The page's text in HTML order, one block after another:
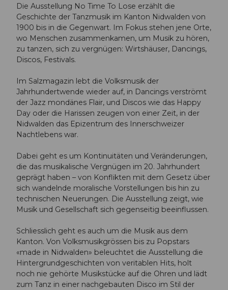
Die Ausstellung No Time To Lose erzählt die
Geschichte der Tanzmusik im Kanton Nidwalden von
1900 bis in die Gegenwart. Im Fokus stehen jene Orte,
wo Menschen zusammenkamen, um Musik zu hören,
zu tanzen, sich zu vergnügen: Wirtshäuser, Dancings,
Discos, Festivals.
Im Salzmagazin lebt die Volksmusik der
Jahrhundertwende wieder auf, in Dancings verströmt
der Jazz mondänes Flair, und Discos wie das Happy
Day oder die Harissen zeugen von einer Zeit, in der
Nidwalden das Epizentrum des Innerschweizer
Nachtlebens war.
Dabei geht es um Kontinuitäten und Veränderungen,
die das musikalische Vergnügen im 20. Jahrhundert
geprägt haben – von Konflikten mit dem Gesetz über
sich wandelnde moralische Vorstellungen bis hin zu
technischen Neuerungen. Die Ausstellung zeigt, wie
Musik und Gesellschaft sich gegenseitig beeinflussen.
Schliesslich geht es auch um die Musik aus dem
Kanton. Von Volksmusikgrössen bis zu Popstars
«made in Nidwalden» beleuchtet die Ausstellung die
Hintergrundgeschichten von veritablen Hits, holt
noch nie gehörte Musikstücke auf die Ohren und lädt
zum Tanz in einer nachgebauten Disco im Stil der